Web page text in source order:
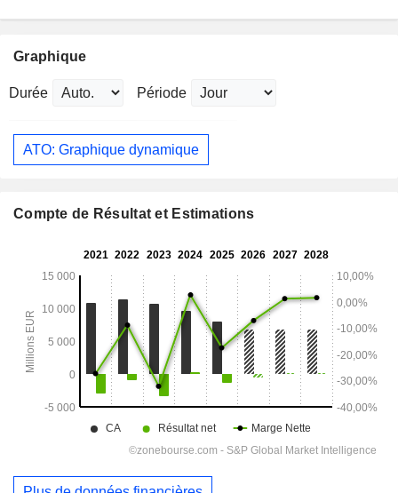
Graphique
Durée Période
ATO: Graphique dynamique
Compte de Résultat et Estimations